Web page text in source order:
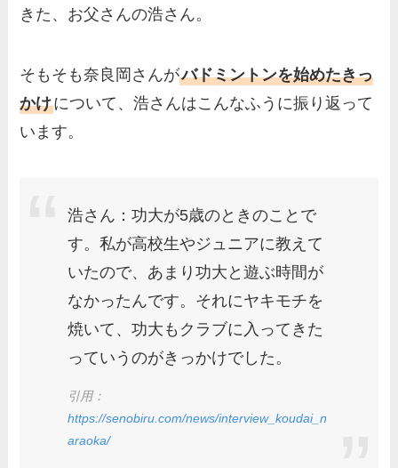
きた、お父さんの浩さん。
そもそも奈良岡さんがバドミントンを始めたきっ
かけについて、浩さんはこんなふうに振り返って
います。
浩さん：功大が5歳のときのことで
す。私が高校生やジュニアに教えて
いたので、あまり功大と遊ぶ時間が
なかったんです。それにヤキモチを
焼いて、功大もクラブに入ってきた
っていうのがきっかけでした。
引用：
https://senobiru.com/news/interview_koudai_n
araoka/